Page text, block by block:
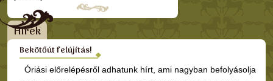
Hírek
Bekötőút felújítás!
Óriási előrelépésről adhatunk hírt, ami nagyban befolyásolja